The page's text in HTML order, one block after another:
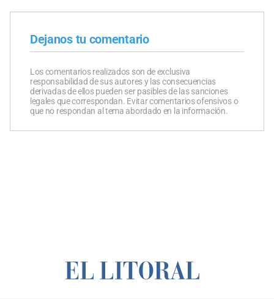
Dejanos tu comentario
Los comentarios realizados son de exclusiva
responsabilidad de sus autores y las consecuencias
derivadas de ellos pueden ser pasibles de las sanciones
legales que correspondan. Evitar comentarios ofensivos o
que no respondan al tema abordado en la información.